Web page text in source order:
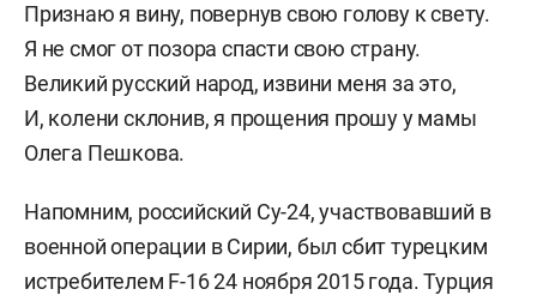
Признаю я вину, повернув свою голову к свету.
Я не смог от позора спасти свою страну.
Великий русский народ, извини меня за это,
И, колени склонив, я прощения прошу у мамы
Олега Пешкова.
Напомним, российский Су-24, участвовавший в
военной операции в Сирии, был сбит турецким
истребителем F-16 24 ноября 2015 года. Турция